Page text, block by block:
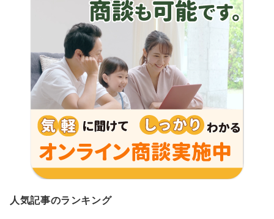
人気記事のランキング